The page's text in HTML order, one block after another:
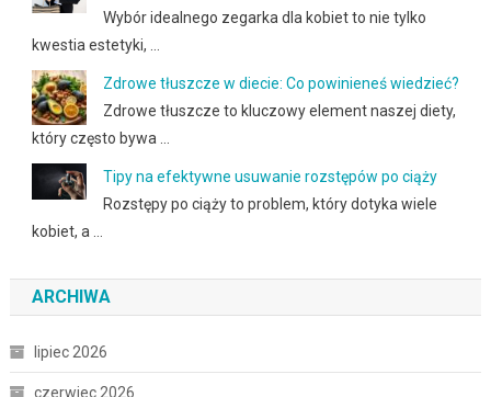
Wybór idealnego zegarka dla kobiet to nie tylko
kwestia estetyki, …
Zdrowe tłuszcze w diecie: Co powinieneś wiedzieć?
Zdrowe tłuszcze to kluczowy element naszej diety,
który często bywa …
Tipy na efektywne usuwanie rozstępów po ciąży
Rozstępy po ciąży to problem, który dotyka wiele
kobiet, a …
ARCHIWA
lipiec 2026
czerwiec 2026